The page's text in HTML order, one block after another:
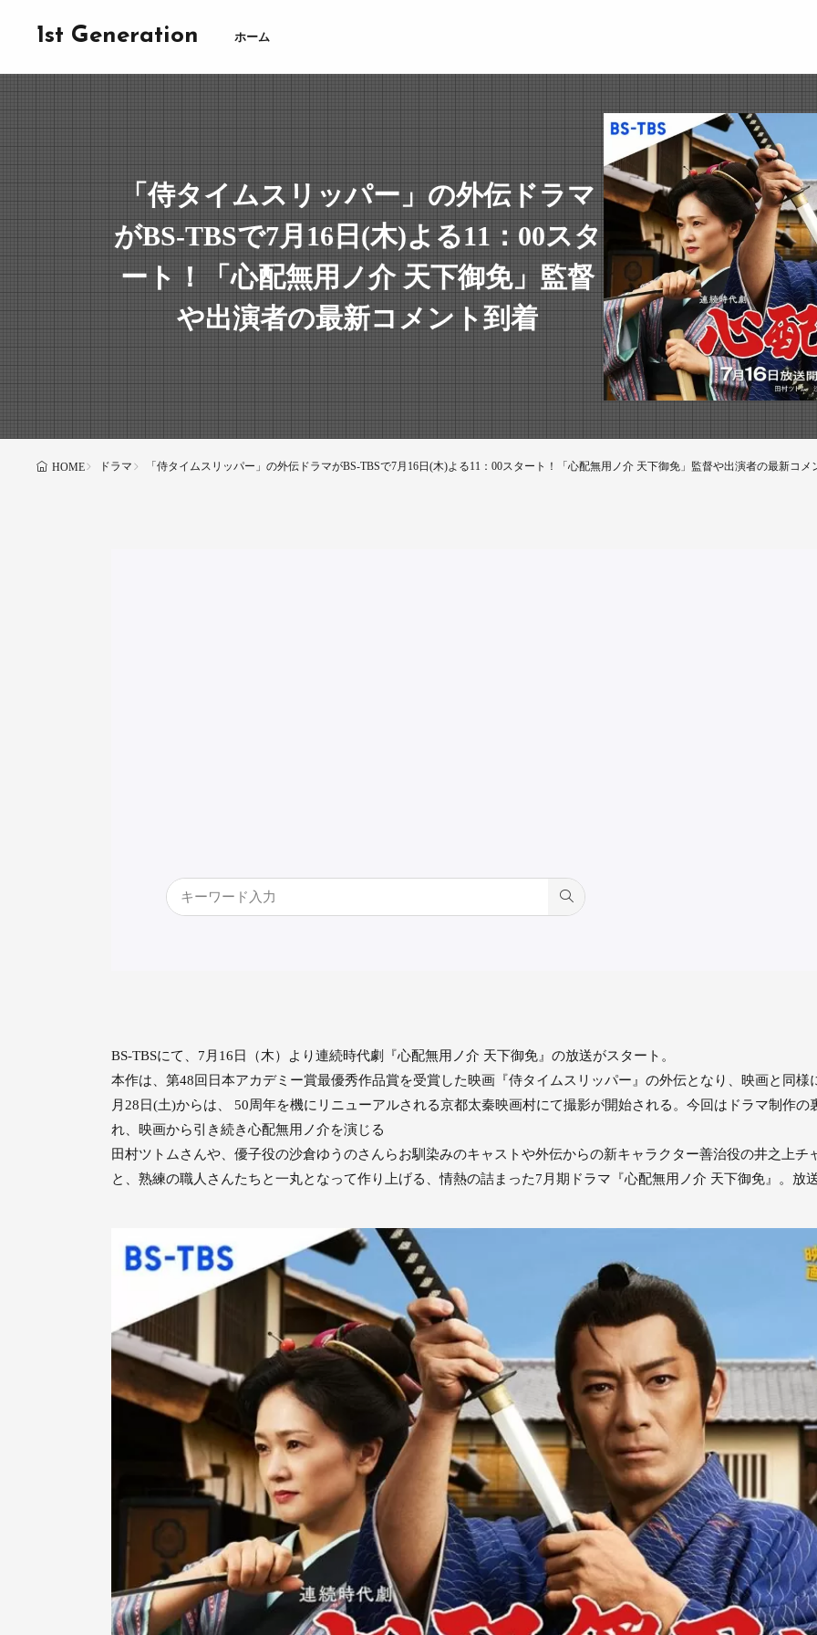
1st Generation ホーム
「侍タイムスリッパー」の外伝ドラマ
がBS-TBSで7月16日(木)よる11：00スタ
ート！「心配無用ノ介 天下御免」監督
や出演者の最新コメント到着
HOME ドラマ 「侍タイムスリッパー」の外伝ドラマがBS-TBSで7月16日(木)よる11：00スタート！「心配無用ノ介 天下御免」監督や出演者の最新コメ
BS-TBSにて、7月16日（木）より連続時代劇『心配無用ノ介 天下御免』の放送がスタート。
本作は、第48回日本アカデミー賞最優秀作品賞を受賞した映画『侍タイムスリッパー』の外伝となり、映画と同
月28日(土)からは、 50周年を機にリニューアルされる京都太秦映画村にて撮影が開始される。今回はドラマ制作
れ、映画から引き続き心配無用ノ介を演じる
田村ツトムさんや、優子役の沙倉ゆうのさんらお馴染みのキャストや外伝からの新キャラクター善治役の井之上
と、熟練の職人さんたちと一丸となって作り上げる、情熱の詰まった7月期ドラマ『心配無用ノ介 天下御免』。放